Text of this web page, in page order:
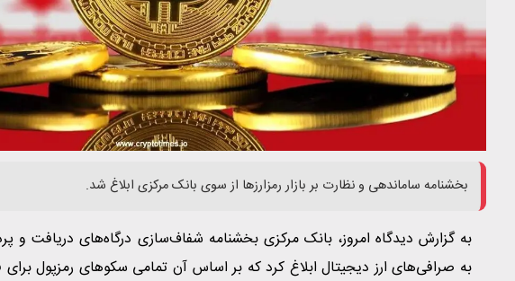
بخشنامه ساماندهی و نظارت بر بازار رمزارزها از سوی بانک مرکزی ابلاغ شد.
به گزارش دیدگاه امروز، بانک مرکزی بخشنامه شفاف‌سازی درگاه‌های دریافت و
به صرافی‌های ارز دیجیتال ابلاغ کرد که بر اساس آن تمامی سکوهای رمزپول